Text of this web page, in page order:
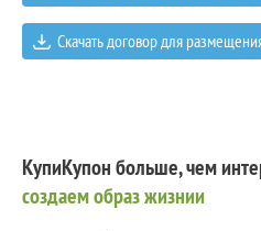
Скачать договор для
КупиКупон больше, чем
создаем образ жизнии